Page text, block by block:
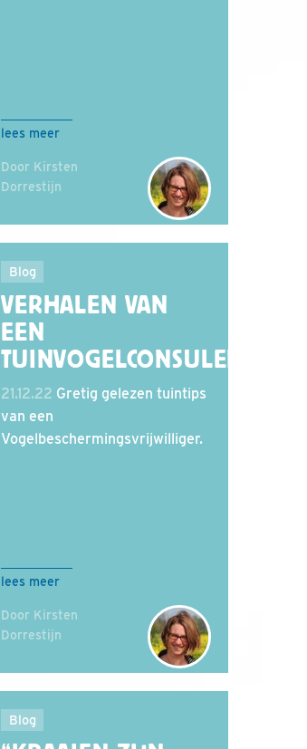
lees meer
Door Kirsten
Dorrestijn
Blog
VERHALEN VAN
EEN
TUINVOGELCONSULENT
21.12.22 Gretig gelezen tuintips
van een
Vogelbeschermingsvrijwilliger.
lees meer
Door Kirsten
Dorrestijn
Blog